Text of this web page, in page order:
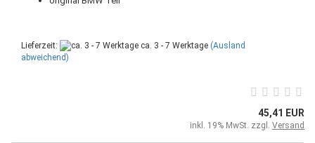
Lieferzeit: ca. 3 - 7 Werktage (Ausland
abweichend)
45,41 EUR
inkl. 19% MwSt. zzgl. Versand